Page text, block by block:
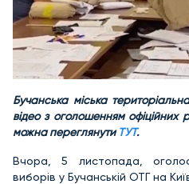
Бучанська міська
відео з оголошенням офіційних
можна переглянутиТУТ.
Вчора, 5 листопада,
виборів у Бучанській ОТГ на